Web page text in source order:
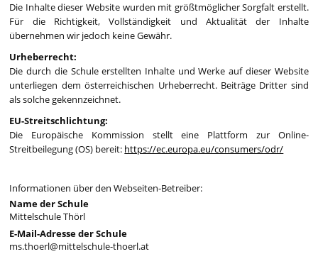
Die Inhalte dieser Website wurden mit größtmöglicher Sorgfalt erstellt.
Für die Richtigkeit, Vollständigkeit und Aktualität der Inhalte
übernehmen wir jedoch keine Gewähr.
Urheberrecht:
Die durch die Schule erstellten Inhalte und Werke auf dieser Website
unterliegen dem österreichischen Urheberrecht. Beiträge Dritter sind
als solche gekennzeichnet.
EU-Streitschlichtung:
Die Europäische Kommission stellt eine Plattform zur Online-
Streitbeilegung (OS) bereit: https://ec.europa.eu/consumers/odr/
Informationen über den Webseiten-Betreiber:
Name der Schule
Mittelschule Thörl
E-Mail-Adresse der Schule
ms.thoerl@mittelschule-thoerl.at